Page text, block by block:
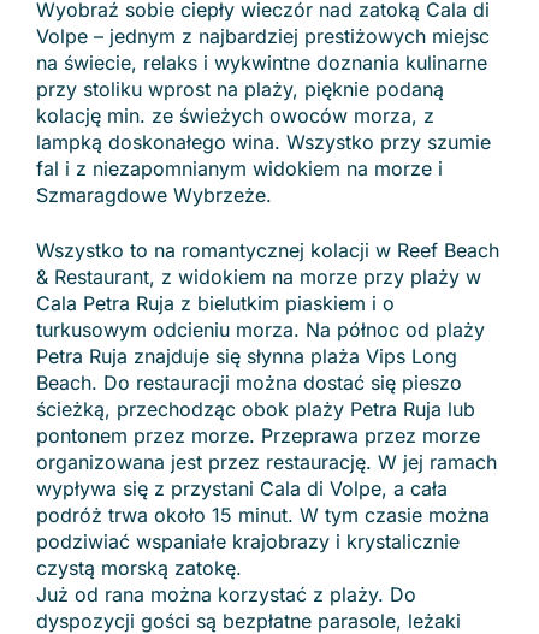
Wyobraź sobie ciepły wieczór nad zatoką Cala di
Volpe – jednym z najbardziej prestiżowych miejsc
na świecie, relaks i wykwintne doznania kulinarne
przy stoliku wprost na plaży, pięknie podaną
kolację min. ze świeżych owoców morza, z
lampką doskonałego wina. Wszystko przy szumie
fal i z niezapomnianym widokiem na morze i
Szmaragdowe Wybrzeże.
Wszystko to na romantycznej kolacji w Reef Beach
& Restaurant, z widokiem na morze przy plaży w
Cala Petra Ruja z bielutkim piaskiem i o
turkusowym odcieniu morza. Na północ od plaży
Petra Ruja znajduje się słynna plaża Vips Long
Beach. Do restauracji można dostać się pieszo
ścieżką, przechodząc obok plaży Petra Ruja lub
pontonem przez morze. Przeprawa przez morze
organizowana jest przez restaurację. W jej ramach
wypływa się z przystani Cala di Volpe, a cała
podróż trwa około 15 minut. W tym czasie można
podziwiać wspaniałe krajobrazy i krystalicznie
czystą morską zatokę.
Już od rana można korzystać z plaży. Do
dyspozycji gości są bezpłatne parasole, leżaki